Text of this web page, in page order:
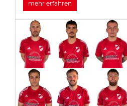
mehr erfahren